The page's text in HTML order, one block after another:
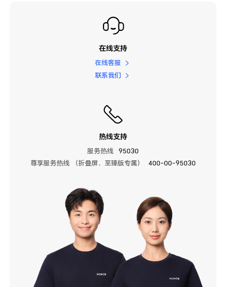
在线支持
在线客服
联系我们
热线支持
服务热线
95030
尊享服务热线 （折叠屏、至臻版专属）
400-00-95030